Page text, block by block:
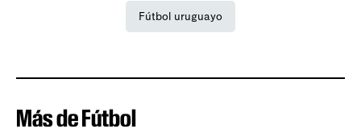
Fútbol uruguayo
Más de Fútbol